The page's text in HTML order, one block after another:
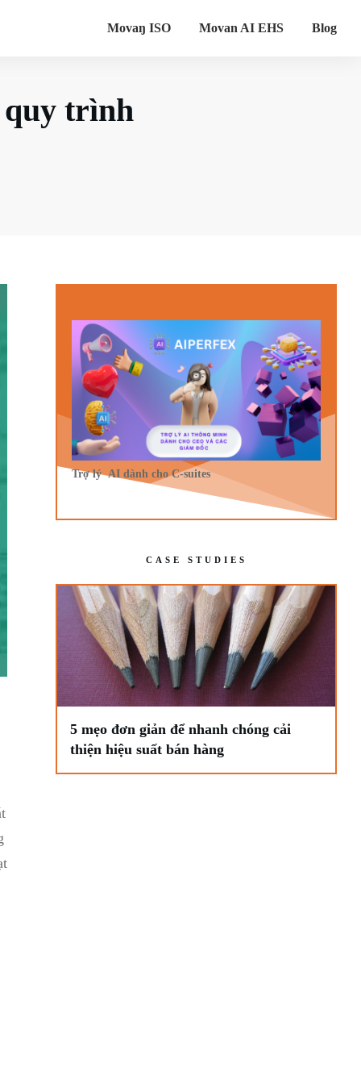
Movaŋ ISO Movan AI EHS Blog
quy trình
Trợ lý AI dành cho C-suites
CASE STUDIES
5 mẹo đơn giản để nhanh chóng cải
thiện hiệu suất bán hàng